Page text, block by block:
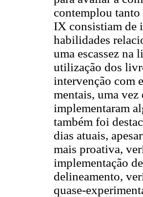
contemplou
IX consistiam de
habilidades
uma escassez na
utilização dos
intervenção com
mentais, uma vez
implementaram
também foi
dias atuais,
mais proativa,
implementação
delineamento,
quase-